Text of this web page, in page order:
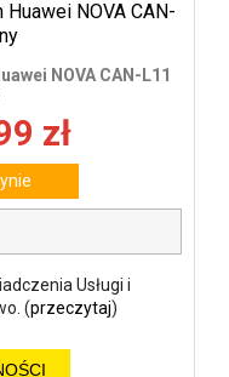
NOVA CAN-L11
zł
Usługi i
(przeczytaj)